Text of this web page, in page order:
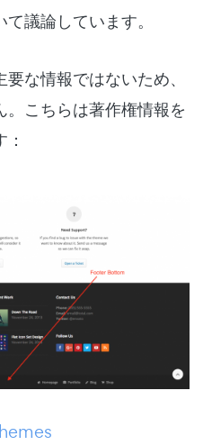
議論しています。
な情報ではないため、
こちらは著作権情報を